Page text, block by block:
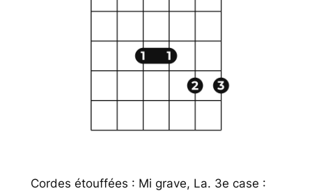
Cordes étouffées : Mi grave, La. 3e case :